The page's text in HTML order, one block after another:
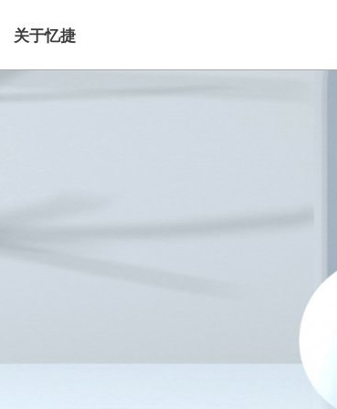
关于忆捷